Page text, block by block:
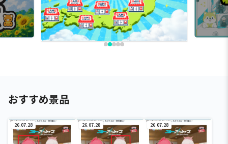
おすすめ景品
26.07.28 26.07.28 26.07.28